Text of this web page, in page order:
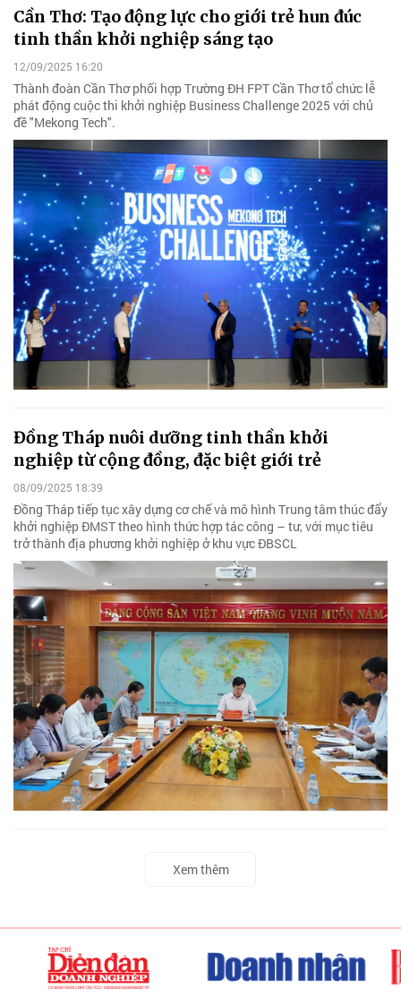
Cần Thơ: Tạo động lực cho giới trẻ hun đúc
tinh thần khởi nghiệp sáng tạo
12/09/2025 16:20
Thành đoàn Cần Thơ phối hợp Trường ĐH FPT Cần Thơ tổ chức lễ
phát động cuộc thi khởi nghiệp Business Challenge 2025 với chủ
đề "Mekong Tech".
Đồng Tháp nuôi dưỡng tinh thần khởi
nghiệp từ cộng đồng, đặc biệt giới trẻ
08/09/2025 18:39
Đồng Tháp tiếp tục xây dựng cơ chế và mô hình Trung tâm thúc đẩy
khởi nghiệp ĐMST theo hình thức hợp tác công – tư, với mục tiêu
trở thành địa phương khởi nghiệp ở khu vực ĐBSCL
Xem thêm